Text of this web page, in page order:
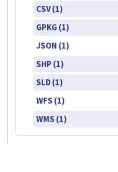
CSV (1)
GPKG (1)
JSON (1)
SHP (1)
SLD (1)
WFS (1)
WMS (1)